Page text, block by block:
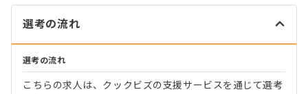
選考の流れ
選考の流れ
こちらの求人は、クックビズの支援サービスを通じて選考